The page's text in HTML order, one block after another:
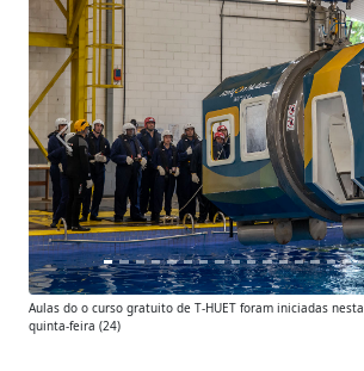
Anterior
Aulas do o curso gratuito de T-HUET foram iniciadas nesta
quinta-feira (24)